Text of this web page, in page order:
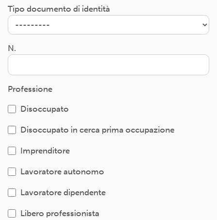
Tipo documento di identità
N.
Professione
Disoccupato
Disoccupato in cerca prima occupazione
Imprenditore
Lavoratore autonomo
Lavoratore dipendente
Libero professionista